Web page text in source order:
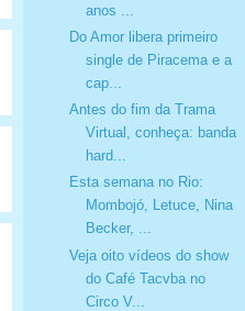
anos ...
Do Amor libera primeiro
single de Piracema e a
cap...
Antes do fim da Trama
Virtual, conheça: banda
hard...
Esta semana no Rio:
Mombojó, Letuce, Nina
Becker, ...
Veja oito vídeos do show
do Café Tacvba no
Circo V...